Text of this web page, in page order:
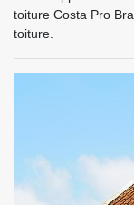
toiture Costa Pro
toiture.